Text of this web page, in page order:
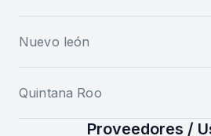
Nuevo león
Quintana Roo
Proveedores /